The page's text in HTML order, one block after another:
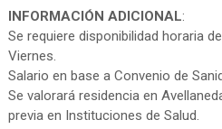
INFORMACIÓN ADICIONAL:
Se requiere disponibilidad horaria
Viernes.
Salario en base a Convenio de
Se valorará residencia en
previa en Instituciones de Salud.